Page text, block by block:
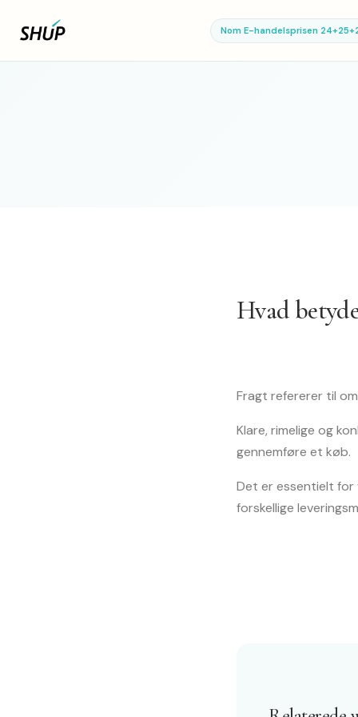
Nom E-handelsprisen
Hvad
Fragt refererer til
Klare, rimelige og
gennemføre et køb.
Det er essentielt
forskellige